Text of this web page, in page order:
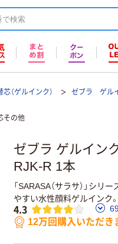
（ゲルインク） ゼブラ ゲル
その他
ゼブラ ゲルイン
RJK-R 1本
「SARASA（サラサ）」シリ
やすい水性顔料ゲルインク
4.3
12万回購入いただき